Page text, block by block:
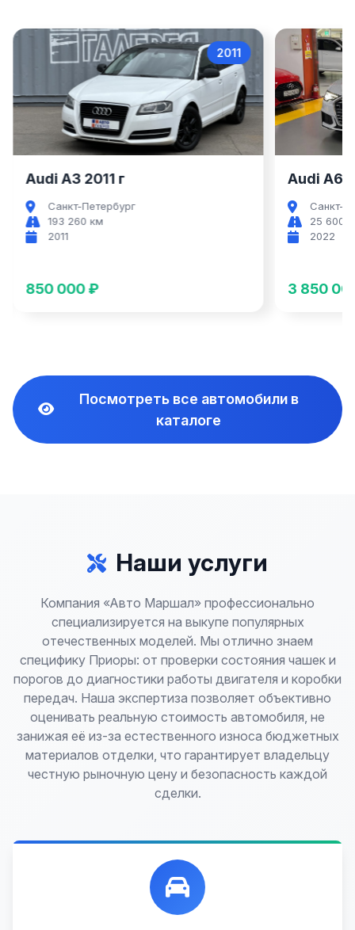
A3 Audi A6
2022
Посмотреть все автомобили в
каталоге
Наши услуги
Компания «Авто Маршал» профессионально
специализируется на выкупе популярных
отечественных моделей. Мы отлично знаем
специфику Приоры: от проверки состояния чашек и
порогов до диагностики работы двигателя и коробки
передач. Наша экспертиза позволяет объективно
оценивать реальную стоимость автомобиля, не
занижая её из-за естественного износа бюджетных
материалов отделки, что гарантирует владельцу
честную рыночную цену и безопасность каждой
сделки.
Лучшие предложения по выкупу автомобилей,
любых:
Кредитные